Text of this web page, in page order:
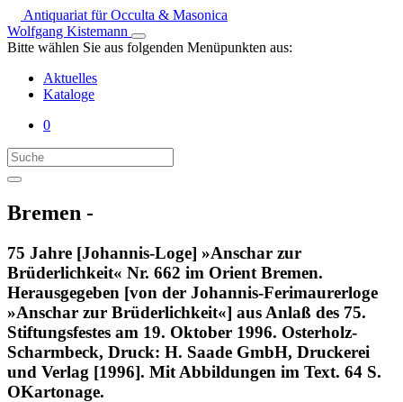
Antiquariat für Occulta & Masonica
Wolfgang Kistemann
Bitte wählen Sie aus folgenden Menüpunkten aus:
Aktuelles
Kataloge
0
Bremen -
75 Jahre [Johannis-Loge] »Anschar zur
Brüderlichkeit« Nr. 662 im Orient Bremen.
Herausgegeben [von der Johannis-Ferimaurerloge
»Anschar zur Brüderlichkeit«] aus Anlaß des 75.
Stiftungsfestes am 19. Oktober 1996. Osterholz-
Scharmbeck, Druck: H. Saade GmbH, Druckerei
und Verlag [1996]. Mit Abbildungen im Text. 64 S.
OKartonage.